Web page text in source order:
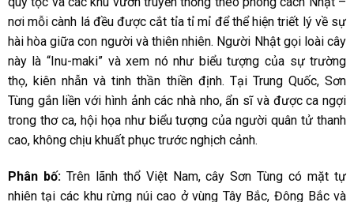
nơi mỗi cành lá đều được cắt tỉa tỉ mỉ để thể hiện triết lý về sự
hài hòa giữa con người và thiên nhiên. Người Nhật gọi loài cây
này là “Inu-maki” và xem nó như biểu tượng của sự trường
thọ, kiên nhẫn và tinh thần thiền định. Tại Trung Quốc, Sơn
Tùng gắn liền với hình ảnh các nhà nho, ẩn sĩ và được ca ngợi
trong thơ ca, hội họa như biểu tượng của người quân tử thanh
cao, không chịu khuất phục trước nghịch cảnh.
Phân bố: Trên lãnh thổ Việt Nam, cây Sơn Tùng có mặt tự
nhiên tại các khu rừng núi cao ở vùng Tây Bắc, Đông Bắc và